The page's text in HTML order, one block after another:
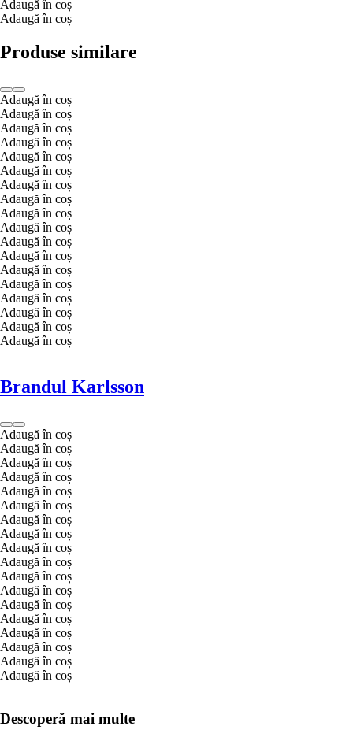
Adaugă în coș
Adaugă în coș
Produse similare
Adaugă în coș
Adaugă în coș
Adaugă în coș
Adaugă în coș
Adaugă în coș
Adaugă în coș
Adaugă în coș
Adaugă în coș
Adaugă în coș
Adaugă în coș
Adaugă în coș
Adaugă în coș
Adaugă în coș
Adaugă în coș
Adaugă în coș
Adaugă în coș
Adaugă în coș
Adaugă în coș
Brandul Karlsson
Adaugă în coș
Adaugă în coș
Adaugă în coș
Adaugă în coș
Adaugă în coș
Adaugă în coș
Adaugă în coș
Adaugă în coș
Adaugă în coș
Adaugă în coș
Adaugă în coș
Adaugă în coș
Adaugă în coș
Adaugă în coș
Adaugă în coș
Adaugă în coș
Adaugă în coș
Adaugă în coș
Descoperă mai multe